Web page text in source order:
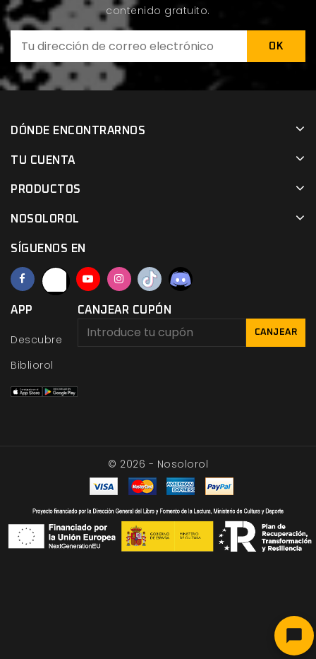
contenido gratuito.
DÓNDE ENCONTRARNOS
TU CUENTA
PRODUCTOS
NOSOLOROL
SÍGUENOS EN
APP
Descubre
Bibliorol
CANJEAR CUPÓN
CANJEAR
© 2026 - Nosolorol